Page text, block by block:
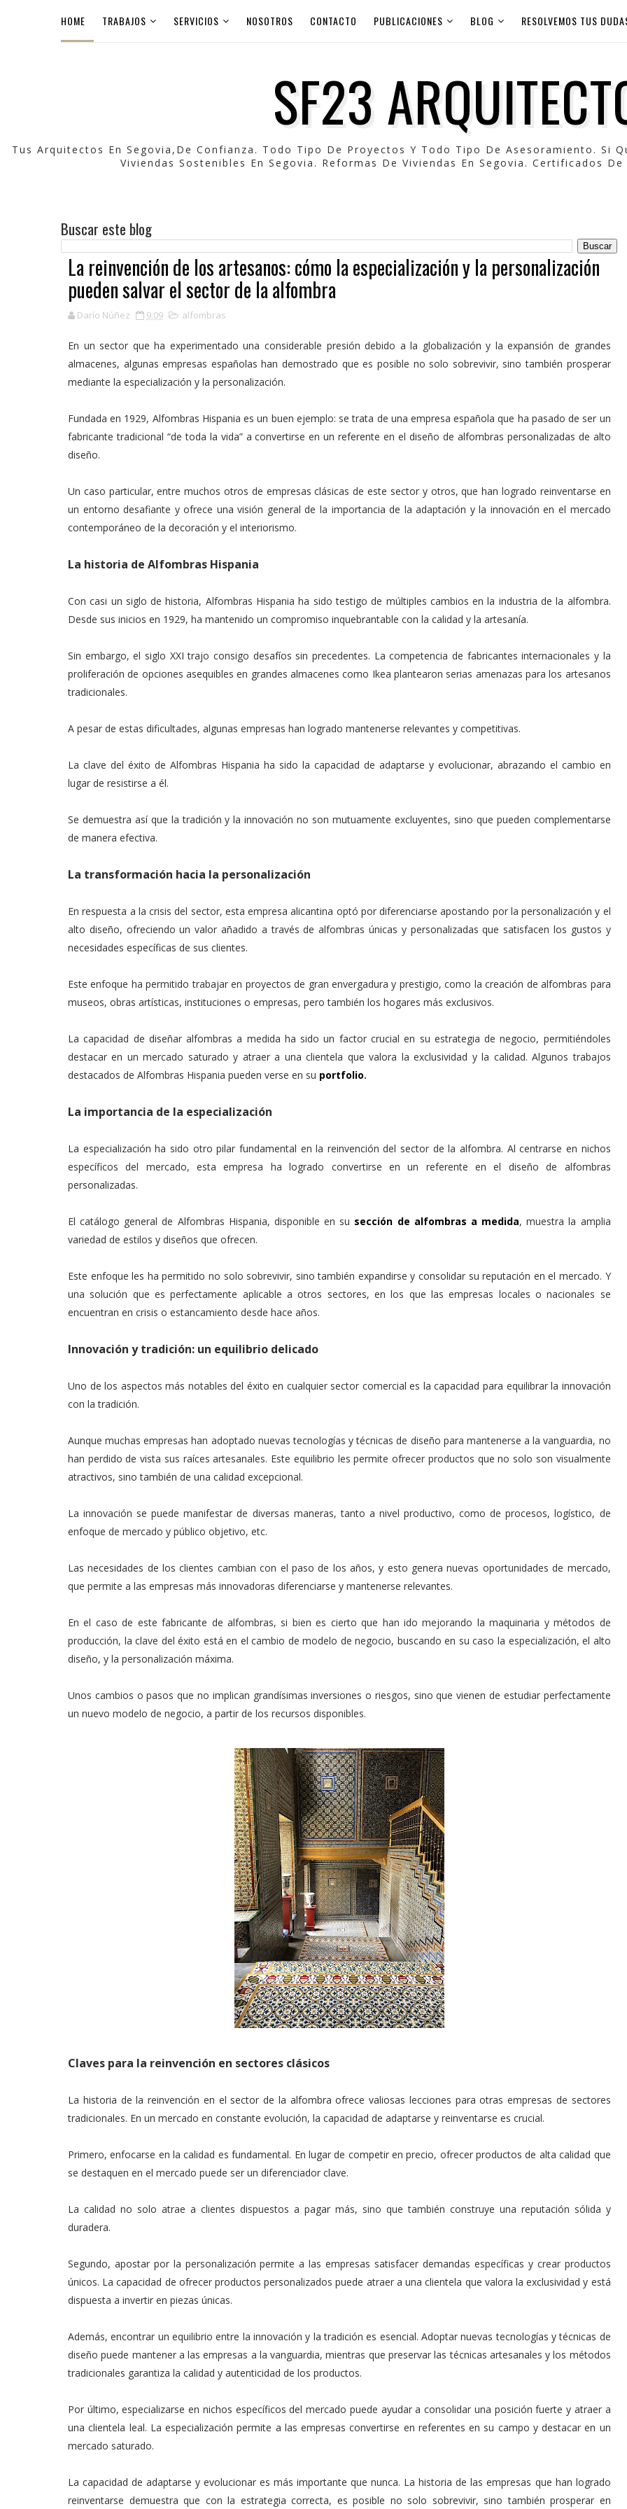
HOME TRABAJOS SERVICIOS NOSOTROS CONTACTO PUBLICACIONES BLOG RESOLVEMOS TUS
SF23
Tus Arquitectos En Segovia,de Confianza. Todo Tipo De Proyectos Y Todo Tipo De Asesoramiento. Si
Viviendas Sostenibles En Segovia. Reformas De Viviendas En Segovia. Certificados
Buscar este blog
La reinvención de los artesanos: cómo la especialización y la personalización
pueden salvar el sector de la alfombra
Darío Núñez 9:09 alfombras
En un sector que ha experimentado una considerable presión debido a la globalización y la expansión de grandes
almacenes, algunas empresas españolas han demostrado que es posible no solo sobrevivir, sino también prosperar
mediante la especialización y la personalización.
Fundada en 1929, Alfombras Hispania es un buen ejemplo: se trata de una empresa española que ha pasado de ser un
fabricante tradicional “de toda la vida” a convertirse en un referente en el diseño de alfombras personalizadas de alto
diseño.
Un caso particular, entre muchos otros de empresas clásicas de este sector y otros, que han logrado reinventarse en
un entorno desafiante y ofrece una visión general de la importancia de la adaptación y la innovación en el mercado
contemporáneo de la decoración y el interiorismo.
La historia de Alfombras Hispania
Con casi un siglo de historia, Alfombras Hispania ha sido testigo de múltiples cambios en la industria de la alfombra.
Desde sus inicios en 1929, ha mantenido un compromiso inquebrantable con la calidad y la artesanía.
Sin embargo, el siglo XXI trajo consigo desafíos sin precedentes. La competencia de fabricantes internacionales y la
proliferación de opciones asequibles en grandes almacenes como Ikea plantearon serias amenazas para los artesanos
tradicionales.
A pesar de estas dificultades, algunas empresas han logrado mantenerse relevantes y competitivas.
La clave del éxito de Alfombras Hispania ha sido la capacidad de adaptarse y evolucionar, abrazando el cambio en
lugar de resistirse a él.
Se demuestra así que la tradición y la innovación no son mutuamente excluyentes, sino que pueden complementarse
de manera efectiva.
La transformación hacia la personalización
En respuesta a la crisis del sector, esta empresa alicantina optó por diferenciarse apostando por la personalización y el
alto diseño, ofreciendo un valor añadido a través de alfombras únicas y personalizadas que satisfacen los gustos y
necesidades específicas de sus clientes.
Este enfoque ha permitido trabajar en proyectos de gran envergadura y prestigio, como la creación de alfombras para
museos, obras artísticas, instituciones o empresas, pero también los hogares más exclusivos.
La capacidad de diseñar alfombras a medida ha sido un factor crucial en su estrategia de negocio, permitiéndoles
destacar en un mercado saturado y atraer a una clientela que valora la exclusividad y la calidad. Algunos trabajos
destacados de Alfombras Hispania pueden verse en su portfolio.
La importancia de la especialización
La especialización ha sido otro pilar fundamental en la reinvención del sector de la alfombra. Al centrarse en nichos
específicos del mercado, esta empresa ha logrado convertirse en un referente en el diseño de alfombras
personalizadas.
El catálogo general de Alfombras Hispania, disponible en su sección de alfombras a medida, muestra la amplia
variedad de estilos y diseños que ofrecen.
Este enfoque les ha permitido no solo sobrevivir, sino también expandirse y consolidar su reputación en el mercado. Y
una solución que es perfectamente aplicable a otros sectores, en los que las empresas locales o nacionales se
encuentran en crisis o estancamiento desde hace años.
Innovación y tradición: un equilibrio delicado
Uno de los aspectos más notables del éxito en cualquier sector comercial es la capacidad para equilibrar la innovación
con la tradición.
Aunque muchas empresas han adoptado nuevas tecnologías y técnicas de diseño para mantenerse a la vanguardia, no
han perdido de vista sus raíces artesanales. Este equilibrio les permite ofrecer productos que no solo son visualmente
atractivos, sino también de una calidad excepcional.
La innovación se puede manifestar de diversas maneras, tanto a nivel productivo, como de procesos, logístico, de
enfoque de mercado y público objetivo, etc.
Las necesidades de los clientes cambian con el paso de los años, y esto genera nuevas oportunidades de mercado,
que permite a las empresas más innovadoras diferenciarse y mantenerse relevantes.
En el caso de este fabricante de alfombras, si bien es cierto que han ido mejorando la maquinaria y métodos de
producción, la clave del éxito está en el cambio de modelo de negocio, buscando en su caso la especialización, el alto
diseño, y la personalización máxima.
Unos cambios o pasos que no implican grandísimas inversiones o riesgos, sino que vienen de estudiar perfectamente
un nuevo modelo de negocio, a partir de los recursos disponibles.
Claves para la reinvención en sectores clásicos
La historia de la reinvención en el sector de la alfombra ofrece valiosas lecciones para otras empresas de sectores
tradicionales. En un mercado en constante evolución, la capacidad de adaptarse y reinventarse es crucial.
Primero, enfocarse en la calidad es fundamental. En lugar de competir en precio, ofrecer productos de alta calidad que
se destaquen en el mercado puede ser un diferenciador clave.
La calidad no solo atrae a clientes dispuestos a pagar más, sino que también construye una reputación sólida y
duradera.
Segundo, apostar por la personalización permite a las empresas satisfacer demandas específicas y crear productos
únicos. La capacidad de ofrecer productos personalizados puede atraer a una clientela que valora la exclusividad y está
dispuesta a invertir en piezas únicas.
Además, encontrar un equilibrio entre la innovación y la tradición es esencial. Adoptar nuevas tecnologías y técnicas de
diseño puede mantener a las empresas a la vanguardia, mientras que preservar las técnicas artesanales y los métodos
tradicionales garantiza la calidad y autenticidad de los productos.
Por último, especializarse en nichos específicos del mercado puede ayudar a consolidar una posición fuerte y atraer a
una clientela leal. La especialización permite a las empresas convertirse en referentes en su campo y destacar en un
mercado saturado.
La capacidad de adaptarse y evolucionar es más importante que nunca. La historia de las empresas que han logrado
reinventarse demuestra que con la estrategia correcta, es posible no solo sobrevivir, sino también prosperar en